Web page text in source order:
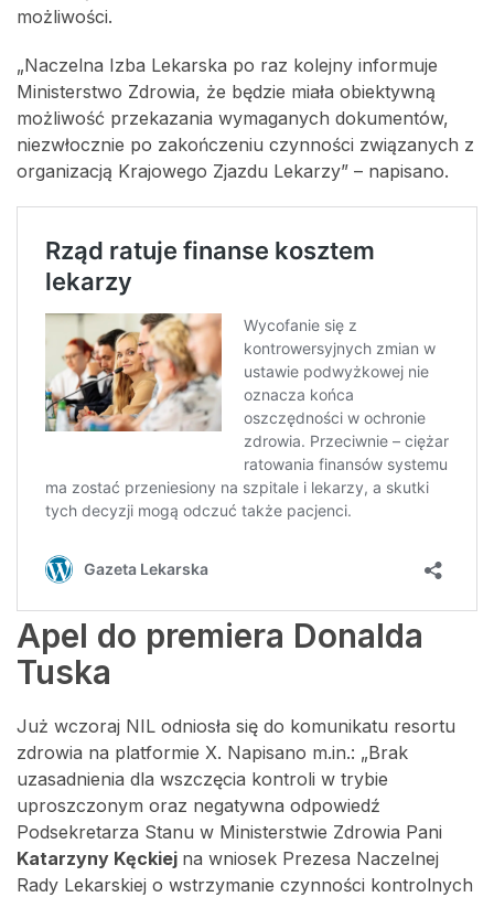
możliwości.
„Naczelna Izba Lekarska po raz kolejny informuje
Ministerstwo Zdrowia, że będzie miała obiektywną
możliwość przekazania wymaganych dokumentów,
niezwłocznie po zakończeniu czynności związanych z
organizacją Krajowego Zjazdu Lekarzy” – napisano.
Apel do premiera Donalda
Tuska
Już wczoraj NIL odniosła się do komunikatu resortu
zdrowia na platformie X. Napisano m.in.: „Brak
uzasadnienia dla wszczęcia kontroli w trybie
uproszczonym oraz negatywna odpowiedź
Podsekretarza Stanu w Ministerstwie Zdrowia Pani
Katarzyny Kęckiej na wniosek Prezesa Naczelnej
Rady Lekarskiej o wstrzymanie czynności kontrolnych